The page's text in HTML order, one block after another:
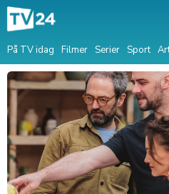
På TV idag Filmer Serier Sport